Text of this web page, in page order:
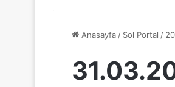
SAYFA
Anasayfa/ Sol Portal /